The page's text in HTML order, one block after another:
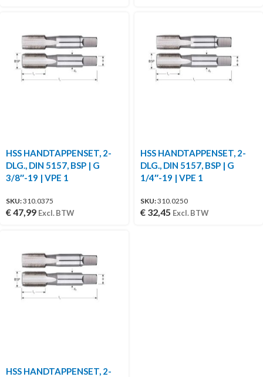
HSS HANDTAPPENSET, 2-
DLG., DIN 5157, BSP | G
3/8″-19 | VPE 1
SKU:310.0375
€47,99 Excl. BTW
HSS HANDTAPPENSET, 2-
DLG., DIN 5157, BSP | G
1/4″-19 | VPE 1
SKU:310.0250
€ 32,45 Excl. BTW
HSS HANDTAPPENSET, 2-